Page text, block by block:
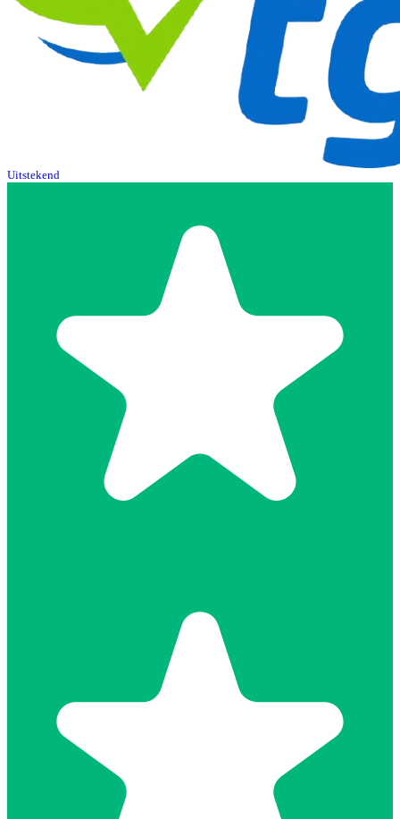
Uitstekend